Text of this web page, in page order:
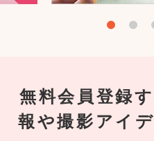
無料会員登録
報や撮影アイ